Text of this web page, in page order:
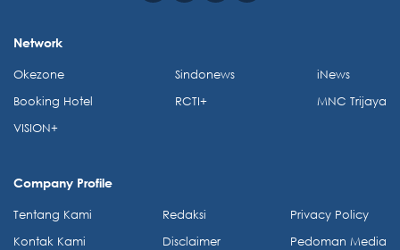
Network
Okezone
Booking Hotel
VISION+
Sindonews
RCTI+
iNews
MNC Trijaya
Company Profile
Tentang Kami
Kontak Kami
Redaksi
Disclaimer
Privacy Policy
Pedoman Media